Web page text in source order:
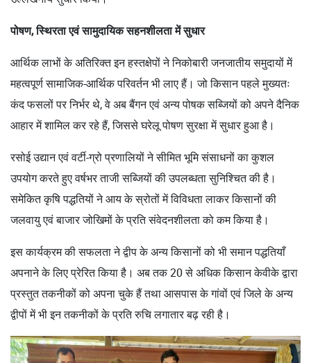
पोषण, स्थिरता एवं सामुदायिक सहनशीलता में सुधार
आर्थिक लाभों के अतिरिक्त इन हस्तक्षेपों ने निकोबारी जनजातीय समुदायों में
महत्वपूर्ण सामाजिक-आर्थिक परिवर्तन भी लाए हैं। जो किसान पहले मुख्यतः
कंद फसलों पर निर्भर थे, वे अब बैंगन एवं अन्य पोषक सब्जियों को अपने दैनिक
आहार में शामिल कर रहे हैं, जिससे घरेलू पोषण सुरक्षा में सुधार हुआ है।
रसोई उद्यान एवं वर्टी-ग्रो प्रणालियों ने सीमित भूमि संसाधनों का कुशल
उपयोग करते हुए वर्षभर ताजी सब्जियों की उपलब्धता सुनिश्चित की है।
समेकित कृषि पद्धतियों ने आय के स्रोतों में विविधता लाकर किसानों की
जलवायु एवं बाजार जोखिमों के प्रति संवेदनशीलता को कम किया है।
इस कार्यक्रम की सफलता ने द्वीप के अन्य किसानों को भी समान पद्धतियाँ
अपनाने के लिए प्रेरित किया है। अब तक 20 से अधिक किसान केवीके द्वारा
प्रस्तुत तकनीकों को अपना चुके हैं तथा आसपास के गांवों एवं जिले के अन्य
द्वीपों में भी इन तकनीकों के प्रति रुचि लगातार बढ़ रही है।